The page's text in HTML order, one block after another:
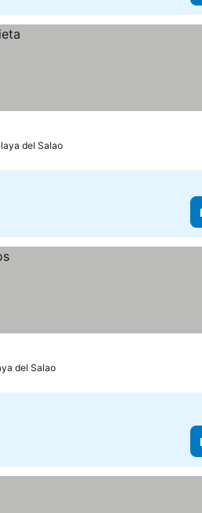
del Salao
del Salao